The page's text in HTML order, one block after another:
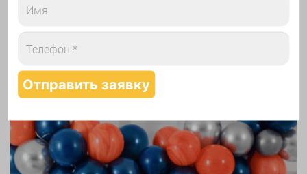
Надутие шаров гелием